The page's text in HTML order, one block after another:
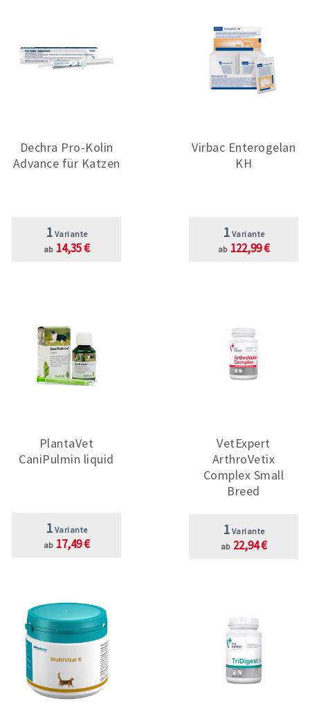
Dechra Pro-Kolin
Advance für Katzen
1 Variante
ab 14,35 €
Virbac Enterogelan
KH
1 Variante
ab 122,99 €
PlantaVet
CaniPulmin liquid
1 Variante
ab 17,49 €
VetExpert
ArthroVetix
Complex Small
Breed
1 Variante
ab 22,94 €